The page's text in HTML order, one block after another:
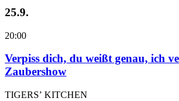
25.9.
20:00
Verpiss dich, du weißt genau, ich
Zaubershow
TIGERS’ KITCHEN